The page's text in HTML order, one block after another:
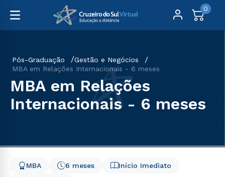
0
Pós-Graduação
Gestão e Negócios
MBA em Relações Internacionais - 6 meses
MBA em Relações
Internacionais - 6 meses
Início Imediato
6 meses
MBA